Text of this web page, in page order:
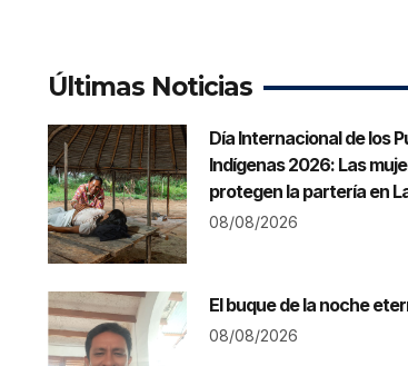
Últimas Noticias
Día Internacional de los
Indígenas 2026: Las
protegen la partería en
08/08/2026
El buque de la noche
08/08/2026